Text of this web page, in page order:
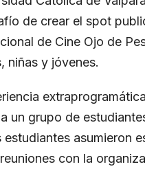
de crear el spot
de Cine Ojo de
niñas y jóvenes.
un grupo de
asumieron
con la